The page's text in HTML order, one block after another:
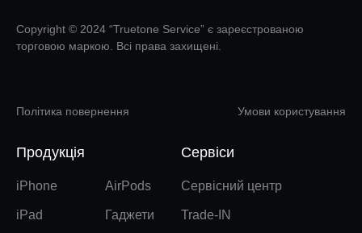
Copyright © 2024 “Truetone Service” є зареєстрованою
торговою маркою. Всі права захищені.
Політика повернення Умови користування
Продукція
iPhone
iPad
AirPods
Гаджети
Сервіси
Сервісний центр
Trade-IN